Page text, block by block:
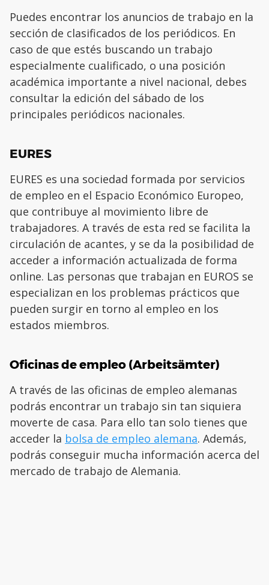
Puedes encontrar los anuncios de trabajo en la
sección de clasificados de los periódicos. En
caso de que estés buscando un trabajo
especialmente cualificado, o una posición
académica importante a nivel nacional, debes
consultar la edición del sábado de los
principales periódicos nacionales.
EURES
EURES es una sociedad formada por servicios
de empleo en el Espacio Económico Europeo,
que contribuye al movimiento libre de
trabajadores. A través de esta red se facilita la
circulación de acantes, y se da la posibilidad de
acceder a información actualizada de forma
online. Las personas que trabajan en EUROS se
especializan en los problemas prácticos que
pueden surgir en torno al empleo en los
estados miembros.
Oficinas de empleo (Arbeitsämter)
A través de las oficinas de empleo alemanas
podrás encontrar un trabajo sin tan siquiera
moverte de casa. Para ello tan solo tienes que
acceder la bolsa de empleo alemana. Además,
podrás conseguir mucha información acerca del
mercado de trabajo de Alemania.